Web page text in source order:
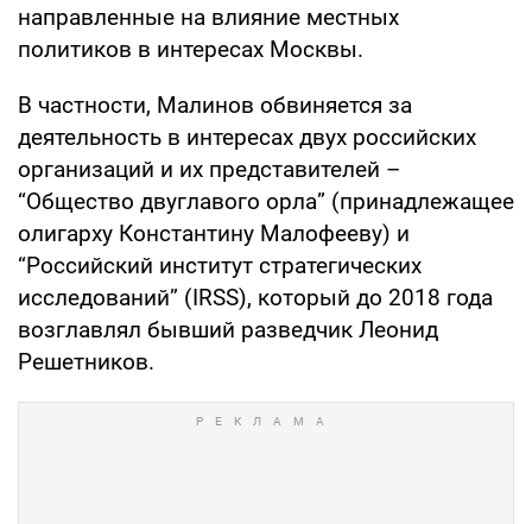
направленные на влияние местных
политиков в интересах Москвы.
В частности, Малинов обвиняется за
деятельность в интересах двух российских
организаций и их представителей –
“Общество двуглавого орла” (принадлежащее
олигарху Константину Малофееву) и
“Российский институт стратегических
исследований” (IRSS), который до 2018 года
возглавлял бывший разведчик Леонид
Решетников.